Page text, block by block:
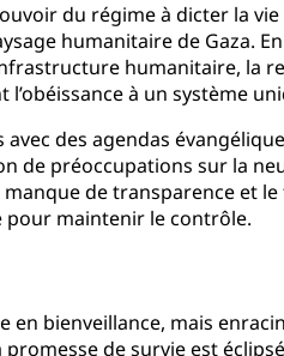
du régime à dicter la vie
humanitaire de Gaza.
humanitaire, la
à un système
des agendas
de préoccupations sur la
manque de transparence et
pour maintenir le contrôle.
en bienveillance, mais
de survie est